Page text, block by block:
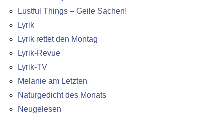
Lustful Things – Geile Sachen!
Lyrik
Lyrik rettet den Montag
Lyrik-Revue
Lyrik-TV
Melanie am Letzten
Naturgedicht des Monats
Neugelesen